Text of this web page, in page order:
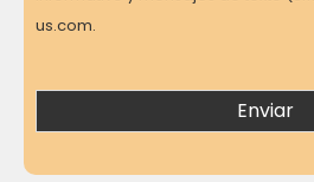
us.com.